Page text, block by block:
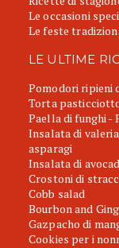
Le occasioni
Le feste
LE ULTIME
Pomodori ripieni
Torta
Paella di funghi -
Insalata di
asparagi
Insalata di
Crostoni di
Cobb salad
Bourbon and
Gazpacho di
Cookies per i